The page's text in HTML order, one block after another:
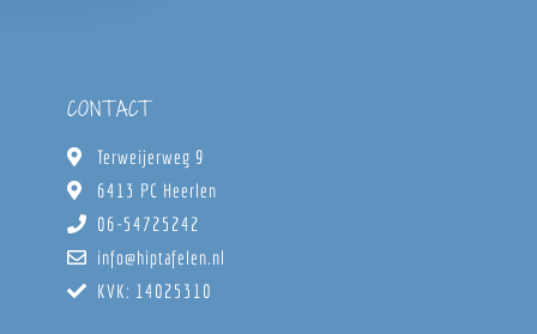
CONTACT
Terweijerweg 9
6413 PC Heerlen
06-54725242
info@hiptafelen.nl
KVK: 14025310